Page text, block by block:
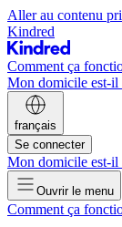
Aller au contenu
Kindred
Comment ça
Mon domicile est-il
français
Se connecter
Mon domicile est-il
Ouvrir le menu
Comment ça